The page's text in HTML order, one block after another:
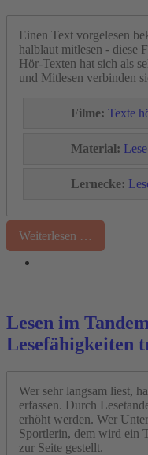
Einen Text vorgelesen
halblaut mitlesen - diese
Hör-Texten hat sich als
und Mitlesen verbinden
Filme: Texte
Material:
Lernecke:
Weiterlesen …
Lesen im
Lesefähigkeiten
Wer sehr langsam liest,
erfassen. Durch
erhöht werden. Wer
Sportlerin, dem wird ein
zur Seite gestellt.